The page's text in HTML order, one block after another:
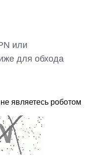
или
для обхода
являетесь роботом